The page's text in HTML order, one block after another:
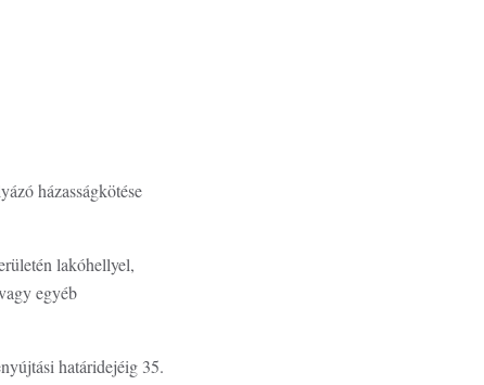
házasságkötése
lakóhellyel,
egyéb
határidejéig 35.